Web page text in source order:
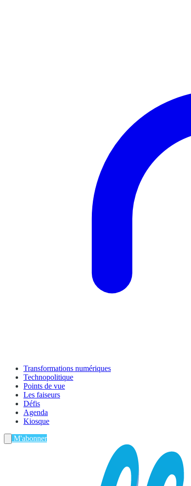
Transformations numériques
Technopolitique
Points de vue
Les faiseurs
Défis
Agenda
Kiosque
M'abonner